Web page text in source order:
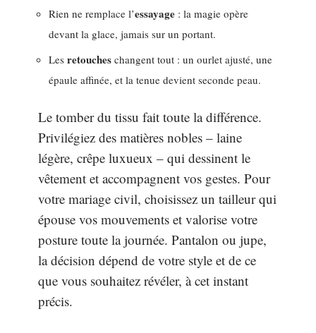
Rien ne remplace l’essayage : la magie opère
devant la glace, jamais sur un portant.
Les retouches changent tout : un ourlet ajusté, une
épaule affinée, et la tenue devient seconde peau.
Le tomber du tissu fait toute la différence.
Privilégiez des matières nobles – laine
légère, crêpe luxueux – qui dessinent le
vêtement et accompagnent vos gestes. Pour
votre mariage civil, choisissez un tailleur qui
épouse vos mouvements et valorise votre
posture toute la journée. Pantalon ou jupe,
la décision dépend de votre style et de ce
que vous souhaitez révéler, à cet instant
précis.